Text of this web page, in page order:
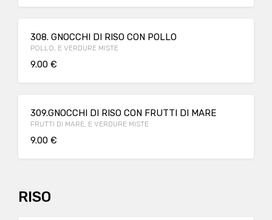
308. GNOCCHI DI RISO CON POLLO
POLLO, E VERDURE MISTE
9.00 €
309.GNOCCHI DI RISO CON FRUTTI DI MARE
FRUTTI DI MARE, E VERDURE MISTE
9.00 €
RISO